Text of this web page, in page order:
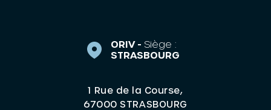
ORIV - Siège :
STRASBOURG
1 Rue de la Course,
67000 STRASBOURG